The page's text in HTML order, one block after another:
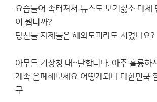
요즘들어 속터져서 뉴스도 보기싫소 대체
이 뭡니까?
당신들 자제들은 해외도피라도 시켰나요?
아무튼 기상청 대~단합니다. 아주 훌륭하
계속 은폐해보세요 어떻게되나 대한민국
구